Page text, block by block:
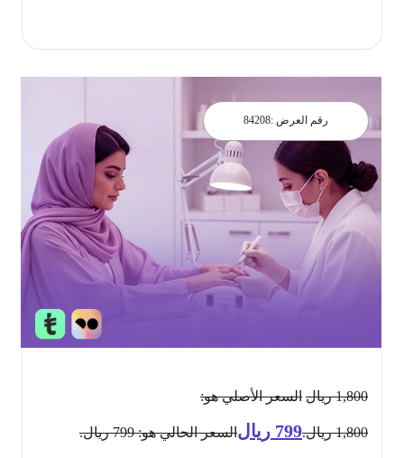
رقم العرض : 84208
1,800 ريال السعر الأصلي هو:
1,800 ريال. 799 ريالالسعر الحالي هو: 799 ريال.